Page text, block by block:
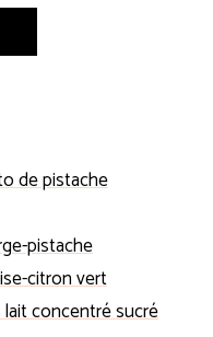
de pistache
pistache
citron vert
concentré sucré